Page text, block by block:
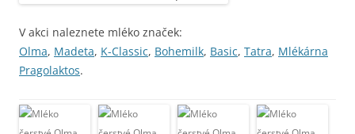
V akci naleznete mléko značek:
Olma, Madeta, K-Classic, Bohemilk, Basic, Tatra, Mlékárna
Pragolaktos.